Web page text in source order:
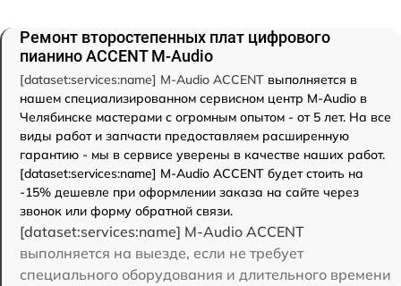
Ремонт второстепенных плат цифрового
пианино ACCENT M-Audio
[dataset:services:name] M-Audio ACCENT выполняется в
нашем специализированном сервисном центр M-Audio в
Челябинске мастерами с огромным опытом - от 5 лет. На все
виды работ и запчасти предоставляем расширенную
гарантию - мы в сервисе уверены в качестве наших работ.
[dataset:services:name] M-Audio ACCENT будет стоить на
-15% дешевле при оформлении заказа на сайте через
звонок или форму обратной связи.
[dataset:services:name] M-Audio ACCENT
выполняется на выезде, если не требует
специального оборудования и длительного времени